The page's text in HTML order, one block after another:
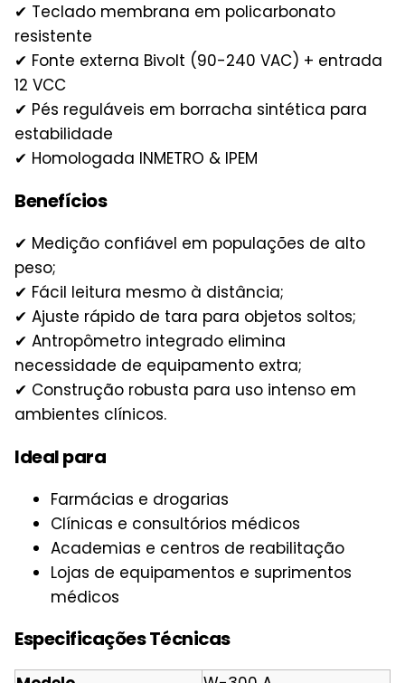
✔ Teclado membrana em policarbonato
resistente
✔ Fonte externa Bivolt (90-240 VAC) + entrada
12 VCC
✔ Pés reguláveis em borracha sintética para
estabilidade
✔ Homologada INMETRO & IPEM
Benefícios
✔ Medição confiável em populações de alto
peso;
✔ Fácil leitura mesmo à distância;
✔ Ajuste rápido de tara para objetos soltos;
✔ Antropômetro integrado elimina
necessidade de equipamento extra;
✔ Construção robusta para uso intenso em
ambientes clínicos.
Ideal para
Farmácias e drogarias
Clínicas e consultórios médicos
Academias e centros de reabilitação
Lojas de equipamentos e suprimentos
médicos
Especificações Técnicas